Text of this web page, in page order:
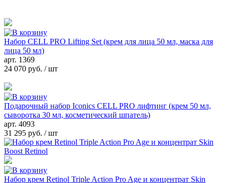
Набор CELL PRO Lifting Set (крем для лица 50 мл, маска для
лица 50 мл)
арт. 1369
24 070 руб. / шт
Подарочный набор Iconics CELL PRO лифтинг (крем 50 мл,
сыворотка 30 мл, косметический шпатель)
арт. 4093
31 295 руб. / шт
Набор крем Retinol Triple Action Pro Age и концентрат Skin